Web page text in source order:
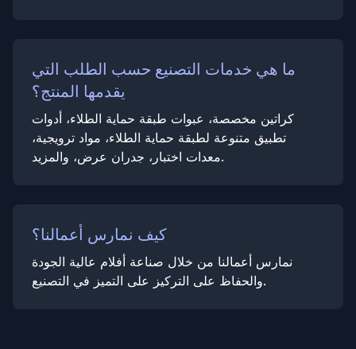
ما هي خدمات التصنيع حسب الطلب التي
يقدمها المنتج؟
كراتين مخصصة، عبوات طبقة حماية الطلاء، أدوات
تطبيق متنوعة لطبقة حماية الطلاء، مواد ترويجية،
معدات اختبار، جدران عرض، والمزيد.
كيف نمارس أعمالنا؟
نمارس أعمالنا من خلال صناعة أفلام عالية الجودة
والحفاظ على التركيز على التميز في التصنيع.